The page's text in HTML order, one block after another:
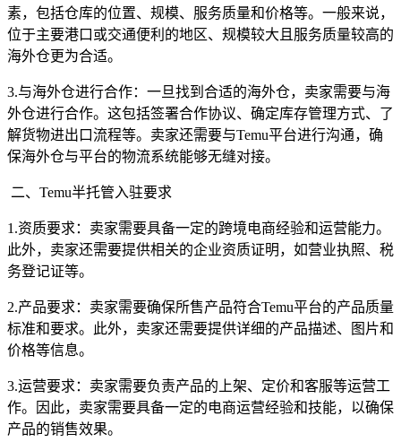
素，包括仓库的位置、规模、服务质量和价格等。一般来说，
位于主要港口或交通便利的地区、规模较大且服务质量较高的
海外仓更为合适。
3.与海外仓进行合作：一旦找到合适的海外仓，卖家需要与海
外仓进行合作。这包括签署合作协议、确定库存管理方式、了
解货物进出口流程等。卖家还需要与Temu平台进行沟通，确
保海外仓与平台的物流系统能够无缝对接。
二、Temu半托管入驻要求
1.资质要求：卖家需要具备一定的跨境电商经验和运营能力。
此外，卖家还需要提供相关的企业资质证明，如营业执照、税
务登记证等。
2.产品要求：卖家需要确保所售产品符合Temu平台的产品质量
标准和要求。此外，卖家还需要提供详细的产品描述、图片和
价格等信息。
3.运营要求：卖家需要负责产品的上架、定价和客服等运营工
作。因此，卖家需要具备一定的电商运营经验和技能，以确保
产品的销售效果。